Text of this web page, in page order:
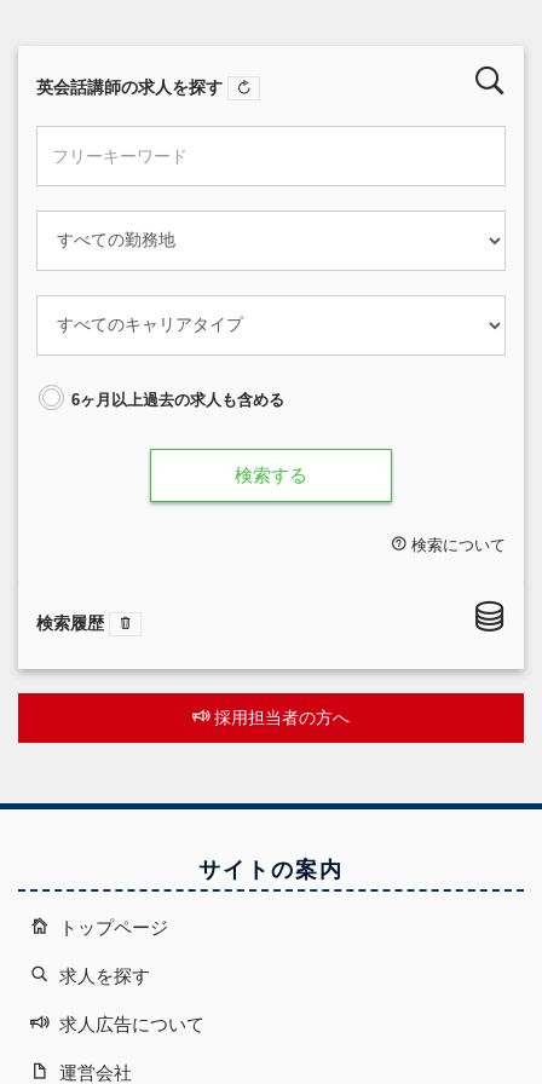
英会話講師の求人を探す
6ヶ月以上過去の求人も含める
検索する
検索について
検索履歴
採用担当者の方へ
サイトの案内
トップページ
求人を探す
求人広告について
運営会社